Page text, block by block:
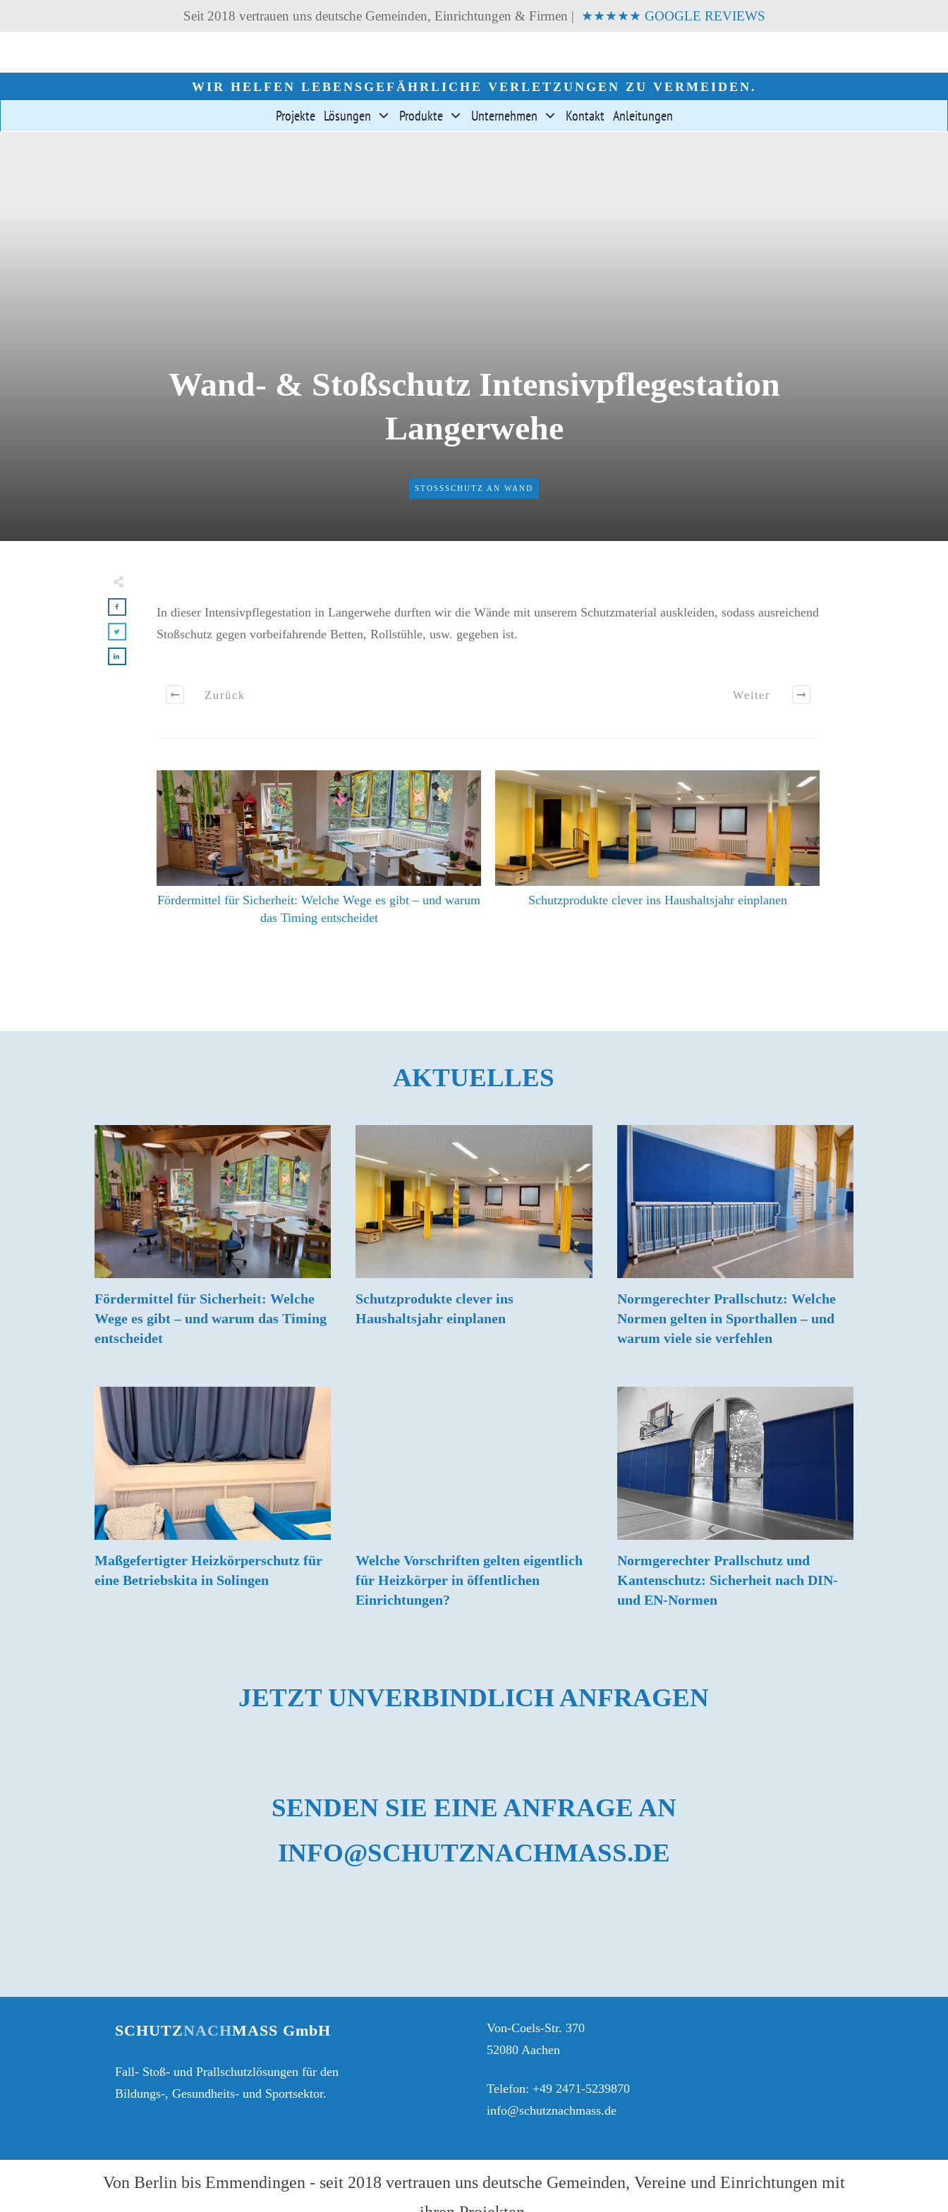
Seit 2018 vertrauen uns deutsche Gemeinden, Einrichtungen & Firmen | ★★★★★ GOOGLE REVIEWS
WIR HELFEN LEBENSGEFÄHRLICHE VERLETZUNGEN ZU VERMEIDEN.
Projekte Lösungen Produkte Unternehmen Kontakt Anleitungen
Wand- & Stoßschutz Intensivpflegestation
Langerwehe
STOSSSCHUTZ AN WAND
In dieser Intensivpflegestation in Langerwehe durften wir die Wände mit unserem Schutzmaterial auskleiden, sodass ausreichend
Stoßschutz gegen vorbeifahrende Betten, Rollstühle, usw. gegeben ist.
Zurück Weiter
Fördermittel für Sicherheit: Welche Wege es gibt – und warum
das Timing entscheidet
Schutzprodukte clever ins Haushaltsjahr einplanen
AKTUELLES
Fördermittel für Sicherheit: Welche
Wege es gibt – und warum das Timing
entscheidet
Schutzprodukte clever ins
Haushaltsjahr einplanen
Normgerechter Prallschutz: Welche
Normen gelten in Sporthallen – und
warum viele sie verfehlen
Maßgefertigter Heizkörperschutz für
eine Betriebskita in Solingen
Welche Vorschriften gelten eigentlich
für Heizkörper in öffentlichen
Einrichtungen?
Normgerechter Prallschutz und
Kantenschutz: Sicherheit nach DIN-
und EN-Normen
JETZT UNVERBINDLICH ANFRAGEN
SENDEN SIE EINE ANFRAGE AN
INFO@SCHUTZNACHMASS.DE
SCHUTZNACHMASS GmbH
Fall- Stoß- und Prallschutzlösungen für den
Bildungs-, Gesundheits- und Sportsektor.
Von-Coels-Str. 370
52080 Aachen
Telefon: +49 2471-5239870
info@schutznachmass.de
Von Berlin bis Emmendingen - seit 2018 vertrauen uns deutsche Gemeinden, Vereine und Einrichtungen mit